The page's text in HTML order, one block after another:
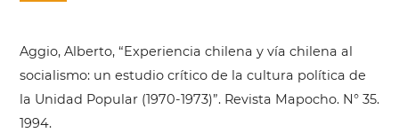
Aggio, Alberto, “Experiencia chilena y vía chilena al
socialismo: un estudio crítico de la cultura política de
la Unidad Popular (1970-1973)”. Revista Mapocho. N° 35.
1994.